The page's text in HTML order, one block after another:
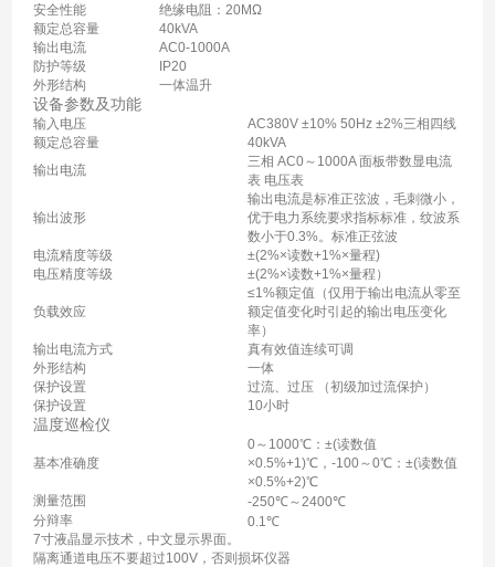
安全性能
绝缘电阻：20MΩ
额定总容量
40kVA
输出电流
AC0-1000A
防护等级
IP20
外形结构
一体温升
设备参数及功能
输入电压
AC380V ±10% 50Hz ±2%三相四线
额定总容量
40kVA
输出电流
三相 AC0～1000A 面板带数显电流
表 电压表
输出波形
输出电流是标准正弦波，毛刺微小，
优于电力系统要求指标标准，纹波系
数小于0.3%。标准正弦波
电流精度等级
±(2%×读数+1%×量程)
电压精度等级
±(2%×读数+1%×量程）
负载效应
≤1%额定值（仅用于输出电流从零至
额定值变化时引起的输出电压变化
率）
输出电流方式
真有效值连续可调
外形结构
一体
保护设置
过流、过压 （初级加过流保护）
保护设置
10小时
温度巡检仪
基本准确度
0～1000℃：±(读数值
×0.5%+1)℃，-100～0℃：±(读数值
×0.5%+2)℃
测量范围
-250℃～2400℃
分辩率
0.1℃
7寸液晶显示技术，中文显示界面。
隔离通道电压不要超过100V，否则损坏仪器